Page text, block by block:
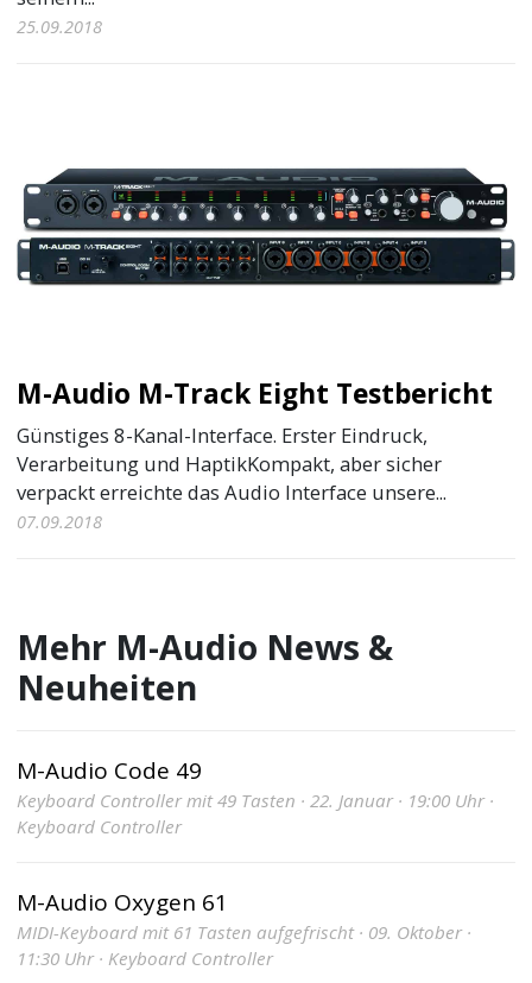
25.09.2018
M-Audio M-Track Eight Testbericht
Günstiges 8-Kanal-Interface. Erster Eindruck,
Verarbeitung und HaptikKompakt, aber sicher
verpackt erreichte das Audio Interface unsere...
07.09.2018
Mehr M-Audio News &
Neuheiten
M-Audio Code 49
Keyboard Controller mit 49 Tasten · 22. Januar · 19:00 Uhr ·
Keyboard Controller
M-Audio Oxygen 61
MIDI-Keyboard mit 61 Tasten aufgefrischt · 09. Oktober ·
11:30 Uhr · Keyboard Controller